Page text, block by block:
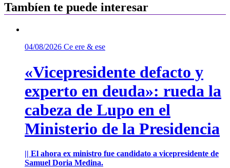
Tambíen te puede interesar
04/08/2026 Ce ere & ese
«Vicepresidente defacto y
experto en deuda»: rueda la
cabeza de Lupo en el
Ministerio de la Presidencia
|| El ahora ex ministro fue candidato a vicepresidente de
Samuel Doria Medina.